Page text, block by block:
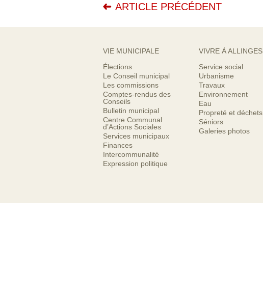
ARTICLE PRÉCÉDENT
VIE MUNICIPALE
Élections
Le Conseil municipal
Les commissions
Comptes-rendus des
Conseils
Bulletin municipal
Centre Communal
d’Actions Sociales
Services municipaux
Finances
Intercommunalité
Expression politique
VIVRE À ALLINGES
Service social
Urbanisme
Travaux
Environnement
Eau
Propreté et déchets
Séniors
Galeries photos